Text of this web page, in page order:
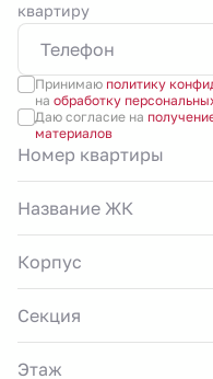
квартиру
Принимаю политику
на обработку
Даю согласие на
материалов
Номер квартиры
Название ЖК
Корпус
Секция
Этаж